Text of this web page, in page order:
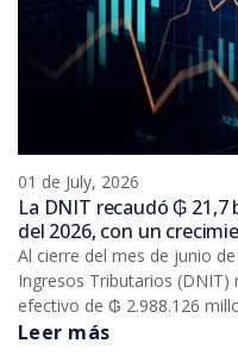
01 de July, 2026
La DNIT recaudó ₲
del 2026, con un
Al cierre del mes de junio
Ingresos Tributarios (DNIT)
efectivo de ₲ 2.988.126
representa una variación
Leer más